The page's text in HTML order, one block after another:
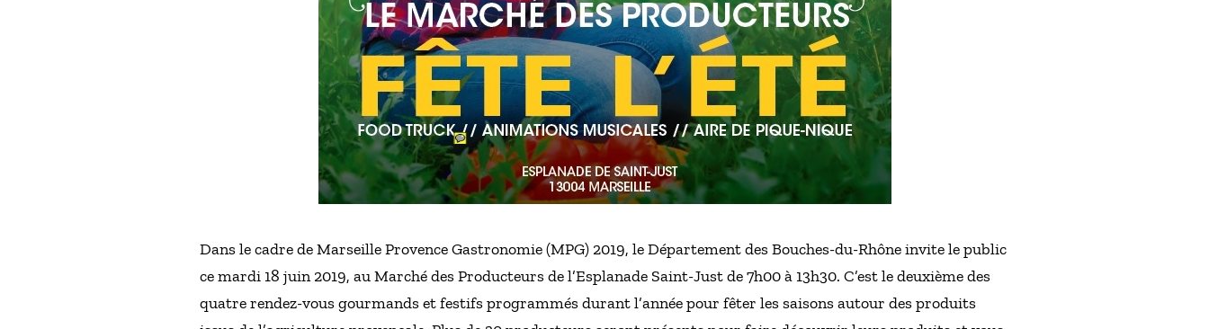
Dans le cadre de Marseille Provence Gastronomie (MPG) 2019, le Département des Bouches-du-Rhône invite le public
ce mardi 18 juin 2019, au Marché des Producteurs de l’Esplanade Saint-Just de 7h00 à 13h30. C’est le deuxième des
quatre rendez-vous gourmands et festifs programmés durant l’année pour fêter les saisons autour des produits